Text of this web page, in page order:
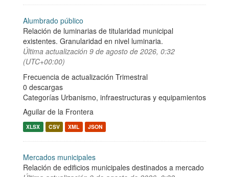
Alumbrado público
Relación de luminarias de titularidad municipal
existentes. Granularidad en nivel luminaria.
Última actualización 9 de agosto de 2026, 0:32
(UTC+00:00)
Frecuencia de actualización Trimestral
0 descargas
Categorías Urbanismo, infraestructuras y equipamientos
Aguilar de la Frontera
XLSX CSV XML JSON
Mercados municipales
Relación de edificios municipales destinados a mercado